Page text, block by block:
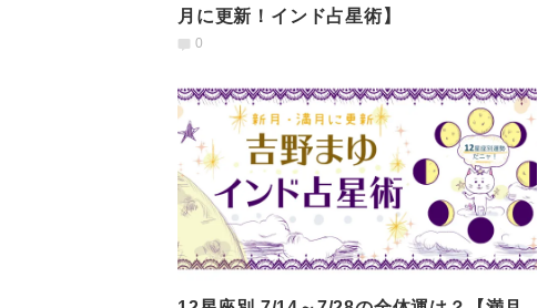
月に更新！インド占星術】
0